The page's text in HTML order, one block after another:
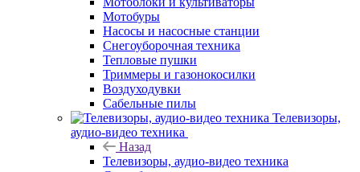
Мотобуры
Насосы и насосные станции
Снегоуборочная техника
Тепловые пушки
Триммеры и газонокосилки
Воздуходувки
Сабельные пилы
Телевизоры,
аудио-видео техника
Назад
Телевизоры, аудио-видео техника